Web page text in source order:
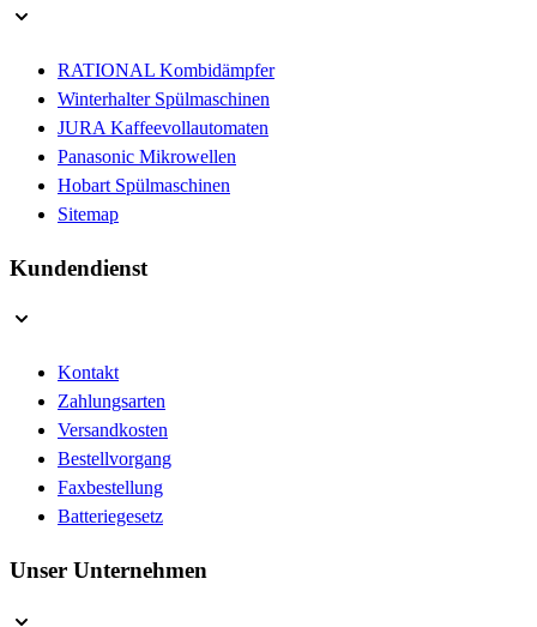
RATIONAL Kombidämpfer
Winterhalter Spülmaschinen
JURA Kaffeevollautomaten
Panasonic Mikrowellen
Hobart Spülmaschinen
Sitemap
Kundendienst
Kontakt
Zahlungsarten
Versandkosten
Bestellvorgang
Faxbestellung
Batteriegesetz
Unser Unternehmen